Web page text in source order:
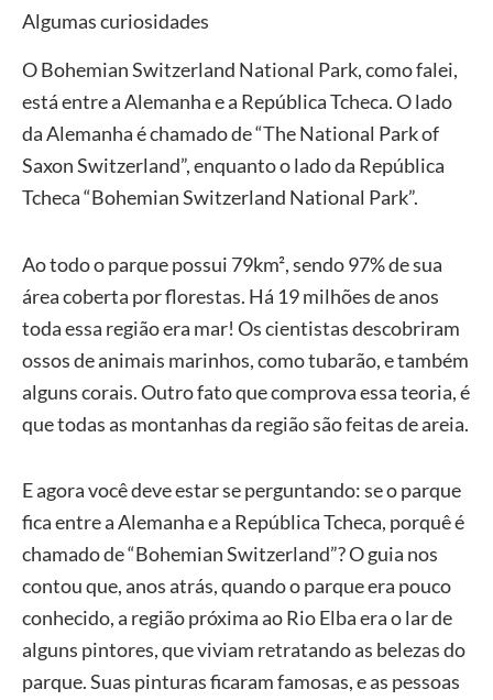
Algumas curiosidades
O Bohemian Switzerland National Park, como falei,
está entre a Alemanha e a República Tcheca. O lado
da Alemanha é chamado de “The National Park of
Saxon Switzerland”, enquanto o lado da República
Tcheca “Bohemian Switzerland National Park”.
Ao todo o parque possui 79km², sendo 97% de sua
área coberta por florestas. Há 19 milhões de anos
toda essa região era mar! Os cientistas descobriram
ossos de animais marinhos, como tubarão, e também
alguns corais. Outro fato que comprova essa teoria, é
que todas as montanhas da região são feitas de areia.
E agora você deve estar se perguntando: se o parque
fica entre a Alemanha e a República Tcheca, porquê é
chamado de “Bohemian Switzerland”? O guia nos
contou que, anos atrás, quando o parque era pouco
conhecido, a região próxima ao Rio Elba era o lar de
alguns pintores, que viviam retratando as belezas do
parque. Suas pinturas ficaram famosas, e as pessoas